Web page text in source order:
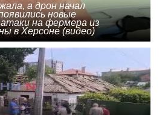
а дрон начал
новые
на фермера из
в Херсоне (видео)